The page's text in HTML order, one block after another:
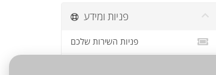
פניות ומידע
פניות השירות שלכם